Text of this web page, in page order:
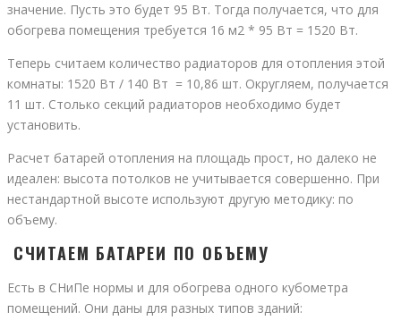
значение. Пусть это будет 95 Вт. Тогда получается, что для
обогрева помещения требуется 16 м2 * 95 Вт = 1520 Вт.
Теперь считаем количество радиаторов для отопления этой
комнаты: 1520 Вт / 140 Вт = 10,86 шт. Округляем, получается
11 шт. Столько секций радиаторов необходимо будет
установить.
Расчет батарей отопления на площадь прост, но далеко не
идеален: высота потолков не учитывается совершенно. При
нестандартной высоте используют другую методику: по
объему.
СЧИТАЕМ БАТАРЕИ ПО ОБЪЕМУ
Есть в СНиПе нормы и для обогрева одного кубометра
помещений. Они даны для разных типов зданий: